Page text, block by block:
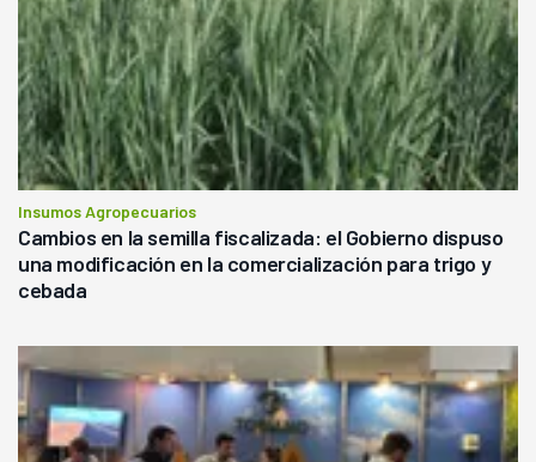
Insumos Agropecuarios
Cambios en la semilla fiscalizada: el Gobierno dispuso
una modificación en la comercialización para trigo y
cebada